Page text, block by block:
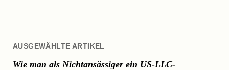
AUSGEWÄHLTE ARTIKEL
Wie man als Nichtansässiger ein US-LLC-